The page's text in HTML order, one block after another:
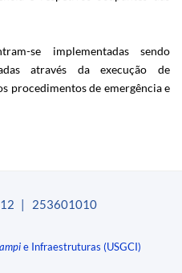
se implementadas sendo
através da execução de
procedimentos de emergência e
| 253601010​
e Infraestruturas (USGCI)